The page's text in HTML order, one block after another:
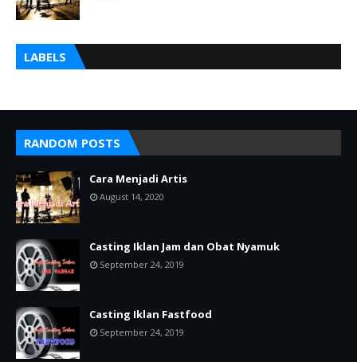
LABELS
RANDOM POSTS
Cara Menjadi Artis
August 14, 2020
Casting Iklan Jam dan Obat Nyamuk
September 24, 2019
Casting Iklan Fastfood
September 24, 2019